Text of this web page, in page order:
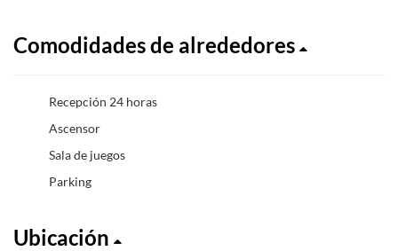
Comodidades de alrededores
Recepción 24 horas
Ascensor
Sala de juegos
Parking
Ubicación